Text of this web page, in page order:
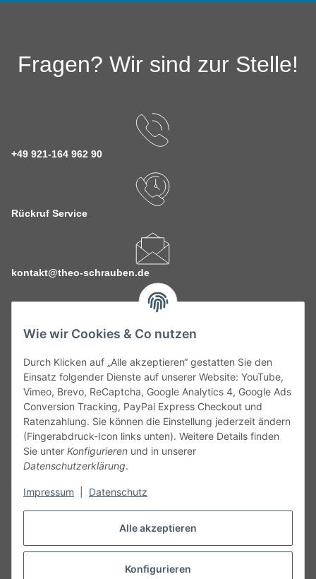
Alle akzeptieren
Konfigurieren
Wie wir Cookies & Co nutzen
Durch Klicken auf „Alle akzeptieren“ gestatten Sie den
Einsatz folgender Dienste auf unserer Website: YouTube,
Vimeo, Brevo, ReCaptcha, Google Analytics 4, Google Ads
Conversion Tracking, PayPal Express Checkout und
Ratenzahlung. Sie können die Einstellung jederzeit ändern
(Fingerabdruck-Icon links unten). Weitere Details finden
Sie unter Konfigurieren und in unserer
Datenschutzerklärung.
Impressum Datenschutz
Fragen? Wir sind zur Stelle!
+49 921-164 962 90
Rückruf Service
kontakt@theo-schrauben.de
Service
Gesetzliche Informationen
Alle technischen Angaben ohne Gewähr. Irrtümer und fehlerhafte
Angaben vorbehalten. Wenn Sie Datenblätter oder spezielle
unseren Kundenservice. Abbildungen der Artikel können
Vertrag widerrufen